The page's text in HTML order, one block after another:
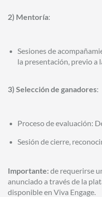
2) Mentoría:
Sesiones de
la presentación, previo a
3) Selección de ganadores:
Proceso de evaluación:
Sesión de cierre,
Importante: de requerirse
anunciado a través de la
disponible en Viva Engage.